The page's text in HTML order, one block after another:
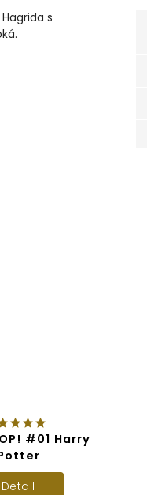
s
#01 Harry
Detail